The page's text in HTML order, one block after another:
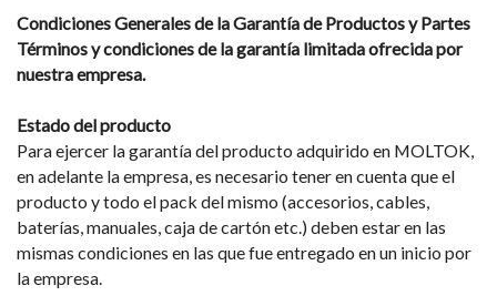
Condiciones Generales de la Garantía de Productos y Partes
Términos y condiciones de la garantía limitada ofrecida por
nuestra empresa.
Estado del producto
Para ejercer la garantía del producto adquirido en MOLTOK,
en adelante la empresa, es necesario tener en cuenta que el
producto y todo el pack del mismo (accesorios, cables,
baterías, manuales, caja de cartón etc.) deben estar en las
mismas condiciones en las que fue entregado en un inicio por
la empresa.